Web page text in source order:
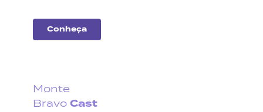
Conheça
Monte
Bravo Cast